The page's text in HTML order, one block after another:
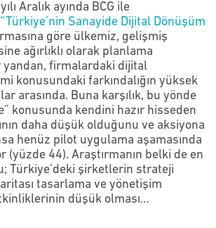
Aralık ayında BCG ile
“Türkiye’nin Sanayide Dijital Dönüşüm
göre ülkemiz, gelişmiş
ağırlıklı olarak planlama
yandan, firmalardaki dijital
konusundaki farkındalığın yüksek
arasında. Buna karşılık, bu yönde
konusunda kendini hazır hisseden
daha düşük olduğunu ve aksiyona
henüz pilot uygulama aşamasında
(yüzde 44). Araştırmanın belki de en
Türkiye’deki şirketlerin strateji
tasarlama ve yönetişim
düşük olması…